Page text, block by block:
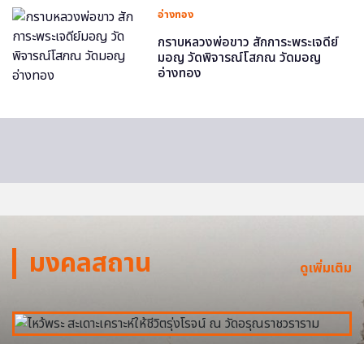
อ่างทอง
กราบหลวงพ่อขาว สักการะพระเจดีย์
มอญ วัดพิจารณ์โสภณ วัดมอญ
อ่างทอง
มงคลสถาน ดูเพิ่มเติม